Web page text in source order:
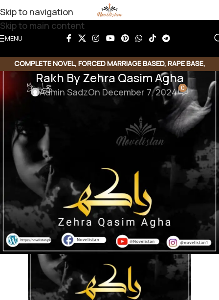
Skip to navigation
Skip to main content
MENU
COMPLETE NOVEL, FORCED MARRIAGE BASED, RAPE BASE,
REVENGE BASED,REVENGE BASED NOVELS
Rakh By Zehra Qasim Agha
Admin SadzOn December 7, 2024 0
Rakh By Zehra Qasim Agha
Genre : Forced Marriage | Rape Base | Revenge Base